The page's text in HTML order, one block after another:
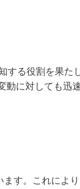
する役割を果た
に対しても迅
す。これによ